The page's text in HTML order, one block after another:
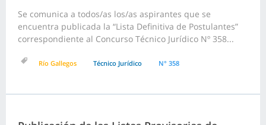
Se comunica a todos/as los/as aspirantes que se
encuentra publicada la “Lista Definitiva de Postulantes”
correspondiente al Concurso Técnico Jurídico Nº 358...
Río Gallegos Técnico Jurídico N° 358